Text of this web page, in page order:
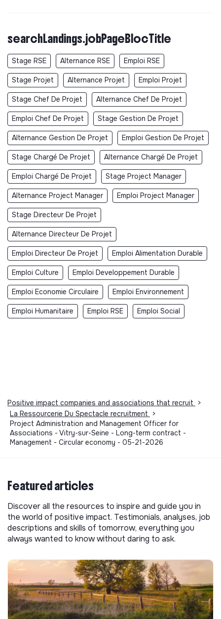
searchLandings.jobPageBlocTitle
Stage RSE Alternance RSE Emploi RSE
Stage Projet Alternance Projet Emploi Projet
Stage Chef De Projet Alternance Chef De Projet
Emploi Chef De Projet Stage Gestion De Projet
Alternance Gestion De Projet Emploi Gestion De Projet
Stage Chargé De Projet Alternance Chargé De Projet
Emploi Chargé De Projet Stage Project Manager
Alternance Project Manager Emploi Project Manager
Stage Directeur De Projet
Alternance Directeur De Projet
Emploi Directeur De Projet Emploi Alimentation Durable
Emploi Culture Emploi Developpement Durable
Emploi Economie Circulaire Emploi Environnement
Emploi Humanitaire Emploi RSE Emploi Social
Positive impact companies and associations that recruit
>
La Ressourcerie Du Spectacle recruitment
>
Project Administration and Management Officer for
Associations - Vitry-sur-Seine - Long-term contract -
Management - Circular economy - 05-21-2026
Featured articles
Discover all the resources to inspire and guide you in
the world of positive impact. Testimonials, analyses, job
descriptions and skills of tomorrow, everything you
always wanted to know without daring to ask.